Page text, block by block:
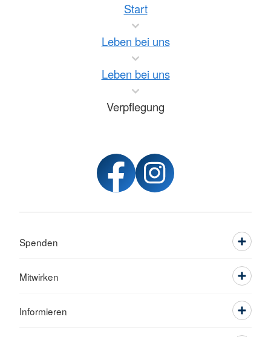
Start
Leben bei uns
Leben bei uns
Verpflegung
Spenden
Mitwirken
Informieren